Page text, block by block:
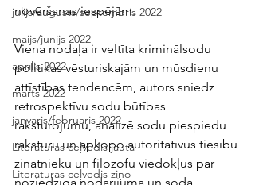
jūlijs/augusts/septembris 2022
maijs/jūnijs 2022
aprīlis 2022
marts 2022
janvāris/februāris 2022
Literatūras ceļvedis jautā
Literatūras ceļvedis ziņo
novēršanas iespējām.
Viena nodaļa ir veltīta kriminālsodu
politikas vēsturiskajām un mūsdienu
attīstības tendencēm, autors sniedz
retrospektīvu sodu būtības
raksturojumu, analizē sodu piespiedu
raksturu un apkopo autoritatīvus tiesību
zinātnieku un filozofu viedokļus par